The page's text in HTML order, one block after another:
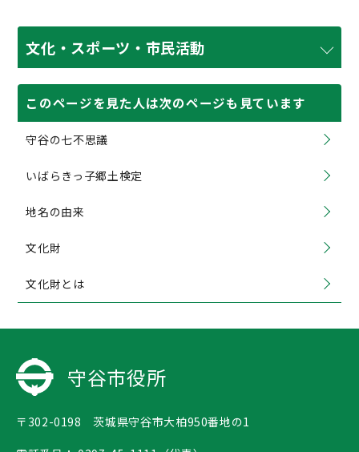
文化・スポーツ・市民活動
このページを見た人は次のページも見ています
守谷の七不思議
いばらきっ子郷土検定
地名の由来
文化財
文化財とは
守谷市役所
〒302-0198 茨城県守谷市大柏950番地の1